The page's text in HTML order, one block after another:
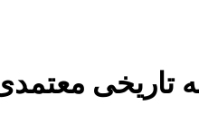
تاریخی